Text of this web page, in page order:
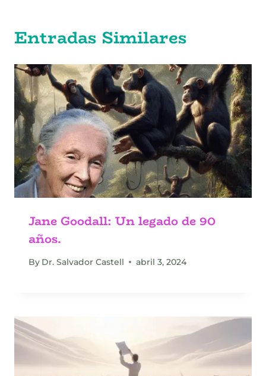
Entradas Similares
Jane Goodall: Un legado de 90
años.
By Dr. Salvador Castell abril 3, 2024